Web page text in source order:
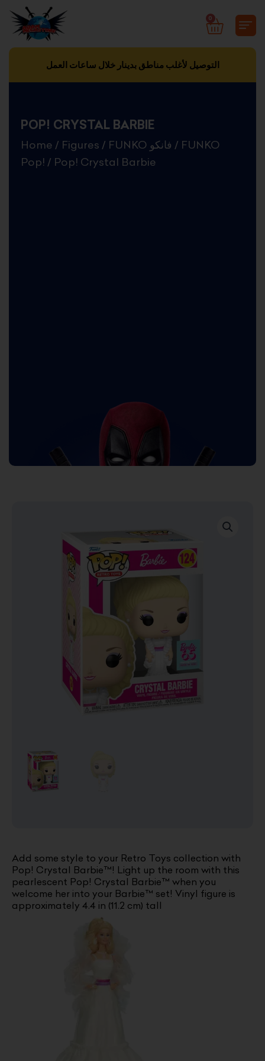
content
0
CART
التوصيل لأغلب مناطق بدينار خلال ساعات العمل
POP! CRYSTAL BARBIE
Home / Figures / FUNKO فانكو / FUNKO
Pop! / Pop! Crystal Barbie
Add some style to your Retro Toys collection with
Pop! Crystal Barbie™! Light up the room with this
pearlescent Pop! Crystal Barbie™ when you
welcome her into your Barbie™ set! Vinyl figure is
approximately 4.4 in (11.2 cm) tall